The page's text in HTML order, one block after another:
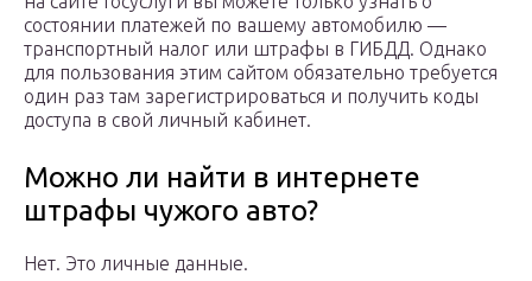
состоянии платежей по вашему автомобилю —
транспортный налог или штрафы в ГИБДД. Однако
для пользования этим сайтом обязательно требуется
один раз там зарегистрироваться и получить коды
доступа в свой личный кабинет.
Можно ли найти в интернете
штрафы чужого авто?
Нет. Это личные данные.